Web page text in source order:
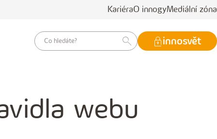
KariéraO innogyMediální zóna
vyhledávací
dotaz
innosvět
webu